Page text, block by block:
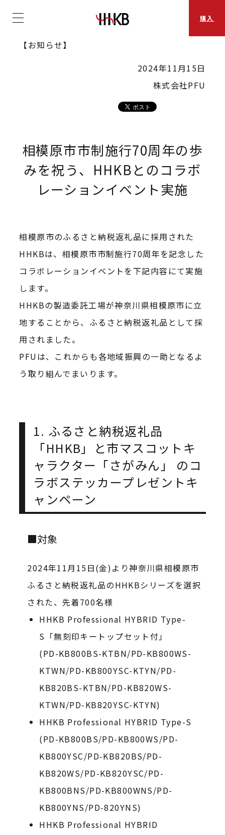
購入
【お知らせ】
2024年11月15日
株式会社PFU
相模原市市制施行70周年の歩
みを祝う、HHKBとのコラボ
レーションイベント実施
相模原市のふるさと納税返礼品に採用された
HHKBは、相模原市市制施行70周年を記念した
コラボレーションイベントを下記内容にて実施
します。
HHKBの製造委託工場が神奈川県相模原市に立
地することから、ふるさと納税返礼品として採
用されました。
PFUは、これからも各地域振興の一助となるよ
う取り組んでまいります。
1. ふるさと納税返礼品
「HHKB」と市マスコットキ
ャラクター「さがみん」 のコ
ラボステッカープレゼントキ
ャンペーン
■対象
2024年11月15日(金)より神奈川県相模原市
ふるさと納税返礼品のHHKBシリーズを選択
された、先着700名様
HHKB Professional HYBRID Type-
S「無刻印キートップセット付」
(PD-KB800BS-KTBN/PD-KB800WS-
KTWN/PD-KB800YSC-KTYN/PD-
KB820BS-KTBN/PD-KB820WS-
KTWN/PD-KB820YSC-KTYN)
HHKB Professional HYBRID Type-S
(PD-KB800BS/PD-KB800WS/PD-
KB800YSC/PD-KB820BS/PD-
KB820WS/PD-KB820YSC/PD-
KB800BNS/PD-KB800WNS/PD-
KB800YNS/PD-820YNS)
HHKB Professional HYBRID